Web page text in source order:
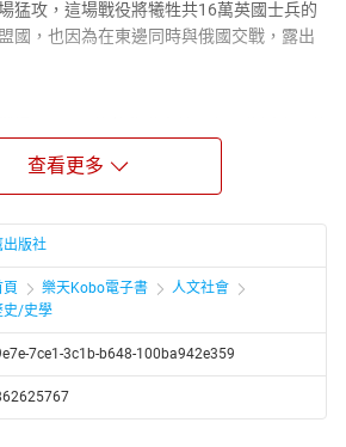
猛攻，這場戰役將犧牲共16萬英國士兵的
國，也因為在東邊同時與俄國交戰，露出
的安排，登上一班往俄羅斯的火車。沒有
他將在一年內成為這個國家的主人，並讓
權的崩解
局勢陷入膠著，不論是英法俄等協約國，
於尋求突破。同年3月（俄國曆法為2
翻沙皇政權，建立臨時政府。這個政府能
履行參戰的合約，頓時成為左右戰局的最
國想出了個主意，他們相信：將困於瑞
查看更多
出版社
樂天Kobo電子書
人文社會
史/史學
7ce1-3c1b-b648-100ba942e359